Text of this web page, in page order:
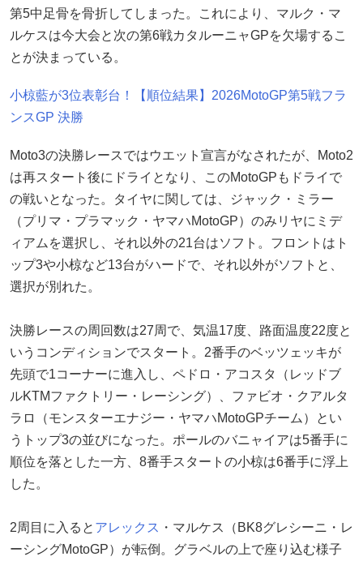
第5中足骨を骨折してしまった。これにより、マルク・マ
ルケスは今大会と次の第6戦カタルーニャGPを欠場するこ
とが決まっている。
小椋藍が3位表彰台！【順位結果】2026MotoGP第5戦フラ
ンスGP 決勝
Moto3の決勝レースではウエット宣言がなされたが、Moto2
は再スタート後にドライとなり、このMotoGPもドライで
の戦いとなった。タイヤに関しては、ジャック・ミラー
（プリマ・プラマック・ヤマハMotoGP）のみリヤにミデ
ィアムを選択し、それ以外の21台はソフト。フロントはト
ップ3や小椋など13台がハードで、それ以外がソフトと、
選択が別れた。
決勝レースの周回数は27周で、気温17度、路面温度22度と
いうコンディションでスタート。2番手のベッツェッキが
先頭で1コーナーに進入し、ペドロ・アコスタ（レッドブ
ルKTMファクトリー・レーシング）、ファビオ・クアルタ
ラロ（モンスターエナジー・ヤマハMotoGPチーム）とい
うトップ3の並びになった。ポールのバニャイアは5番手に
順位を落とした一方、8番手スタートの小椋は6番手に浮上
した。
2周目に入ると アレックス ・マルケス（BK8グレシーニ・レ
ーシングMotoGP）が転倒。グラベルの上で座り込む様子